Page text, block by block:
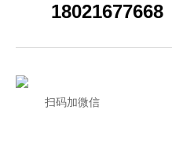
18021677668
扫码加微信